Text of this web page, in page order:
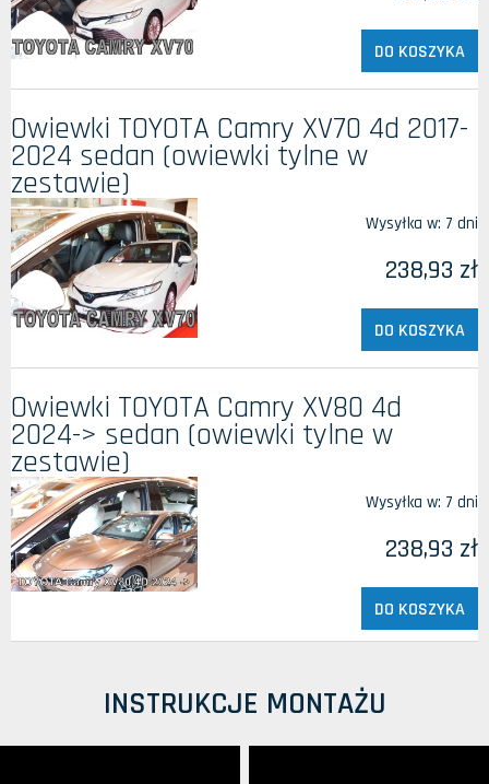
DO KOSZYKA
Owiewki TOYOTA Camry XV70 4d 2017-
2024 sedan (owiewki tylne w
zestawie)
Wysyłka w: 7 dni
238,93 zł
DO KOSZYKA
Owiewki TOYOTA Camry XV80 4d
2024-> sedan (owiewki tylne w
zestawie)
Wysyłka w: 7 dni
238,93 zł
DO KOSZYKA
INSTRUKCJE MONTAŻU